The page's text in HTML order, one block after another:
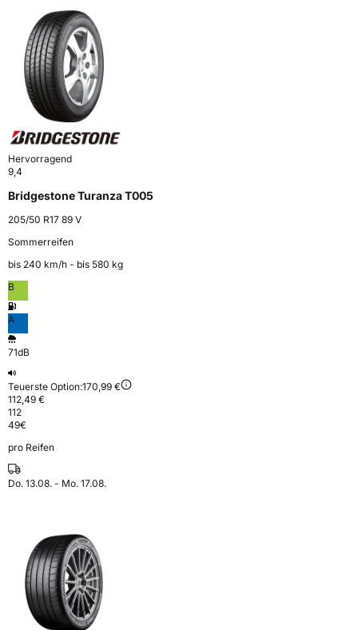
Hervorragend
9,4
Bridgestone Turanza T005
205/50 R17 89 V
Sommerreifen
bis 240 km⁠/⁠h - bis 580 kg
B
A
71dB
Teuerste Option:170,99 €
112,49 €
112
49€
pro Reifen
Do. 13.08. - Mo. 17.08.